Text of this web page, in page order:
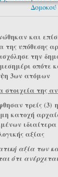
και
της υπόθεσης
την
οπότε
3ων ατόμων
στοιχεία της
τρείς (3)
κατοχή
αξίας
αξία των
ότι